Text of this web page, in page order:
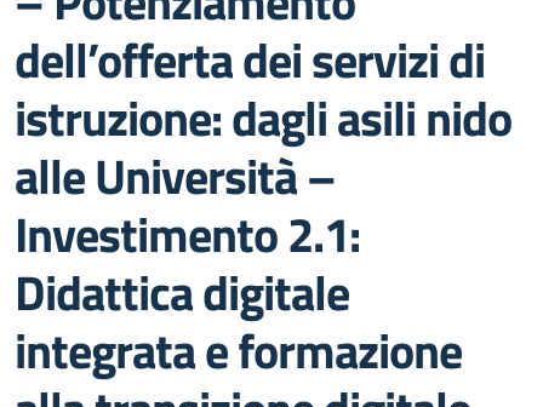
dell’offerta dei servizi di
istruzione: dagli asili nido
alle Università –
Investimento 2.1:
Didattica digitale
integrata e formazione